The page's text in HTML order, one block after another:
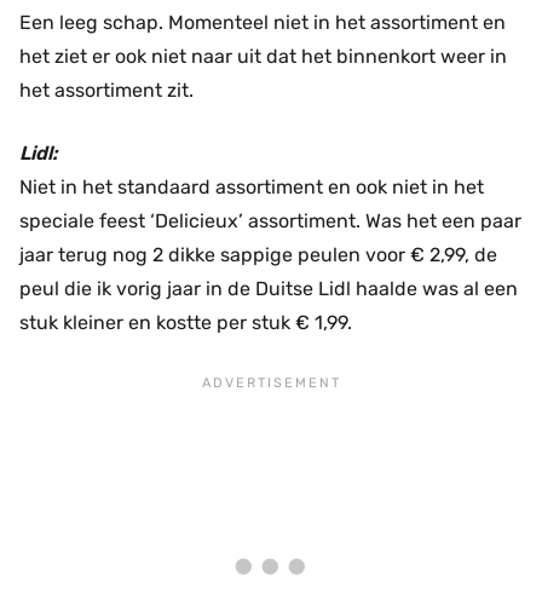
Een leeg schap. Momenteel niet in het assortiment en
het ziet er ook niet naar uit dat het binnenkort weer in
het assortiment zit.
Lidl:
Niet in het standaard assortiment en ook niet in het
speciale feest ‘Delicieux’ assortiment. Was het een paar
jaar terug nog 2 dikke sappige peulen voor € 2,99, de
peul die ik vorig jaar in de Duitse Lidl haalde was al een
stuk kleiner en kostte per stuk € 1,99.